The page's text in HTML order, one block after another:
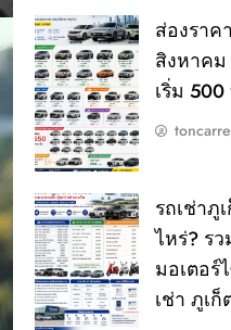
ส่องราค
สิงหาค
เริ่ม
รถเช่าภู
ไหร่? ร
มอเตอร์
เช่า ภูเ